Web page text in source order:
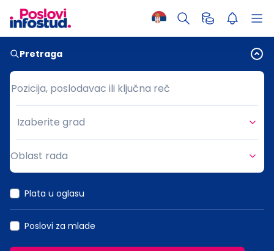
Pretraga
Pozicija, poslodavac ili ključna reč
Pozicija, poslodavac ili ključna reč
Grad
Izaberite grad
Oblast rada
Plata u oglasu
Poslovi za mlade